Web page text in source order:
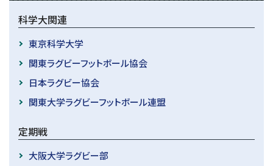
科学大関連
東京科学大学
関東ラグビーフットボール協会
日本ラグビー協会
関東大学ラグビーフットボール連盟
定期戦
大阪大学ラグビー部